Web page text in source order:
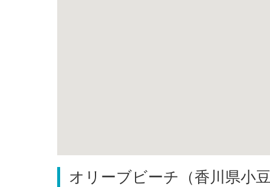
オリーブビーチ（香川県小